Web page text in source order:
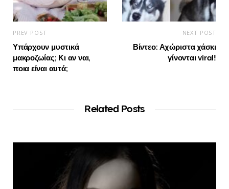
PREV POST
Υπάρχουν μυστικά
μακροζωίας; Κι αν ναι,
ποια είναι αυτά;
NEXT POST
Βίντεο: Αχώριστα χάσκι
γίνονται viral!
Related Posts